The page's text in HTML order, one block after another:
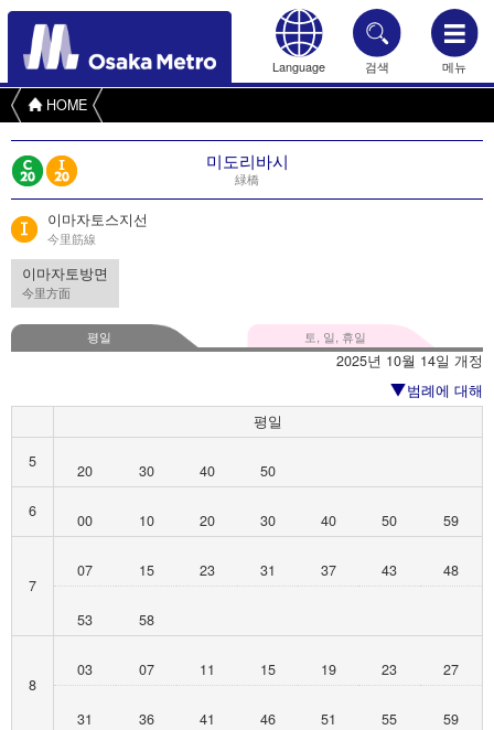
Language 검색 메뉴
HOME
미도리바시
緑橋
이마자토스지선
今里筋線
이마자토방면
今里方面
평일 토, 일, 휴일
2025년 10월 14일 개정
범례에 대해
평일
5
20 30 40
50
6
00 10 20 30 40 50 59
7
07 15 23 31 37 43 48
53 58
8
03 07 11 15 19 23 27
31 36 41 46 51 55 59